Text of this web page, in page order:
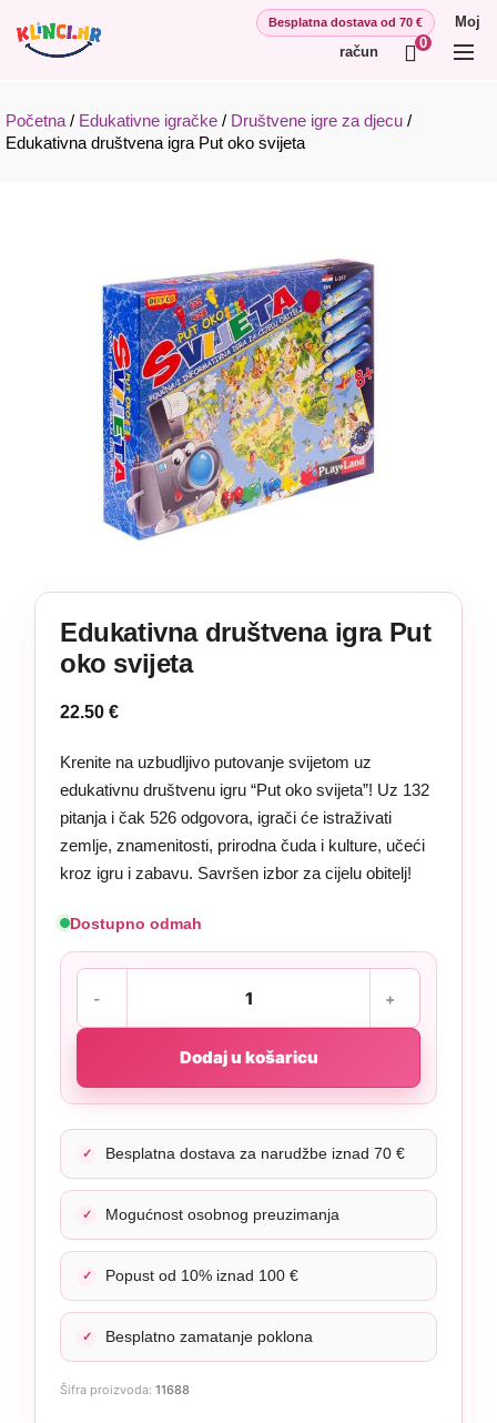
Moj
račun
0
Početna / Edukativne igračke / Društvene igre za djecu /
Edukativna društvena igra Put oko svijeta
Edukativna društvena igra Put
oko svijeta
22.50 €
Krenite na uzbudljivo putovanje svijetom uz
edukativnu društvenu igru “Put oko svijeta”! Uz 132
pitanja i čak 526 odgovora, igrači će istraživati
zemlje, znamenitosti, prirodna čuda i kulture, učeći
kroz igru i zabavu. Savršen izbor za cijelu obitelj!
Dostupno odmah
Dodaj u košaricu
Besplatna dostava za narudžbe iznad 70 €
Mogućnost osobnog preuzimanja
Popust od 10% iznad 100 €
Besplatno zamatanje poklona
Šifra proizvoda: 11688